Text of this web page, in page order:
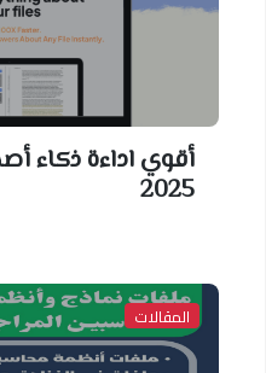
أقوي اداءة ذكاء
2025
المقالات